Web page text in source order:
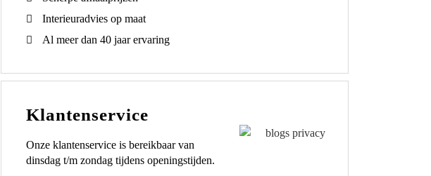
Interieuradvies op maat
Al meer dan 40 jaar ervaring
Klantenservice
Onze klantenservice is bereikbaar van
dinsdag t/m zondag tijdens openingstijden.